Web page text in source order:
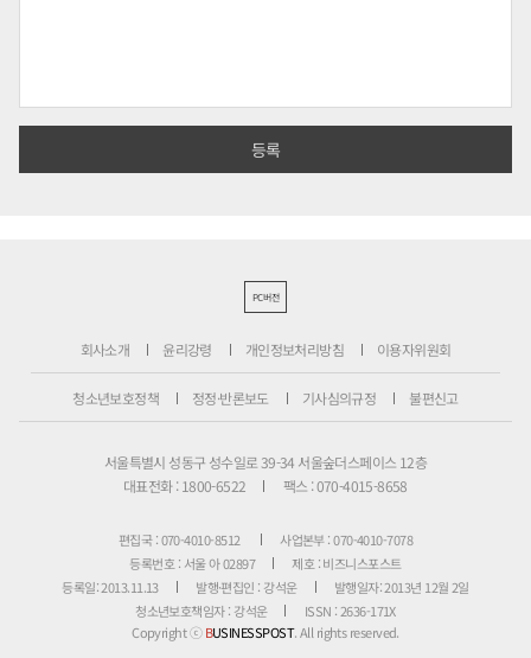
PC버전
회사소개 윤리강령 개인정보처리방침 이용자위원회
청소년보호정책 정정·반론보도 기사심의규정 불편신고
서울특별시 성동구 성수일로 39-34 서울숲더스페이스 12층
대표전화 : 1800-6522
팩스 : 070-4015-8658
편집국 : 070-4010-8512
사업본부 : 070-4010-7078
등록번호 : 서울 아 02897
제호 : 비즈니스포스트
등록일: 2013.11.13
발행·편집인 : 강석운
발행일자: 2013년 12월 2일
청소년보호책임자 : 강석운
ISSN : 2636-171X
Copyright ⓒBUSINESSPOST. All rights reserved.